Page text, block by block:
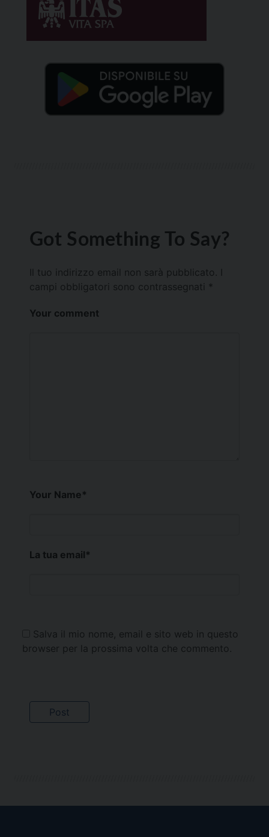
Got Something To Say?
Il tuo indirizzo email non sarà pubblicato.
campi obbligatori sono contrassegnati *
Your comment
Your Name*
La tua email*
Salva il mio nome, email e sito web in questo
browser per la prossima volta che commento.